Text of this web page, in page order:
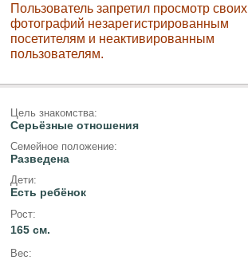
Пользователь запретил просмотр своих
фотографий незарегистрированным
посетителям и неактивированным
пользователям.
Цель знакомства:
Серьёзные отношения
Семейное положение:
Разведена
Дети:
Есть ребёнок
Рост:
165 см.
Вес: